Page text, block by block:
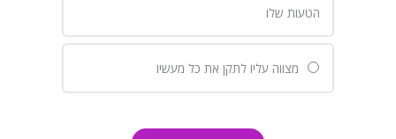
הטעות שלו
מצווה עליו לתקן את כל מעשיו